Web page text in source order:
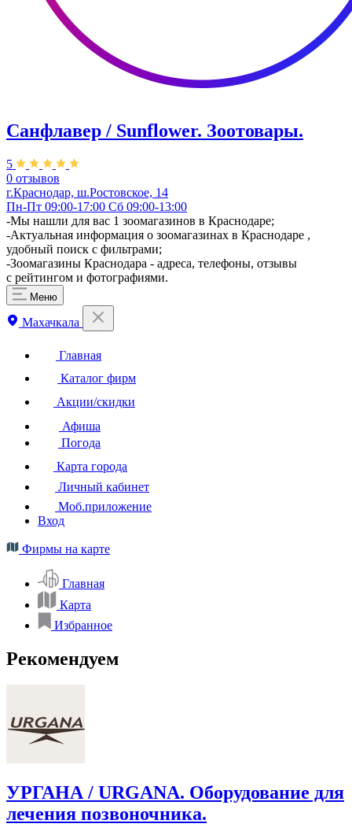
Санфлавер / Sunflower. Зоотовары.
5
0 отзывов
г.Краснодар, ш.Ростовское, 14
Пн-Пт 09:00-17:00 Сб 09:00-13:00
-Мы нашли для вас 1 зоомагазинов в Краснодаре;
-Актуальная информация о зоомагазинах в Краснодаре ,
удобный поиск с фильтрами;
-Зоомагазины Краснодара - адреса, телефоны, отзывы
с рейтингом и фотографиями.
Меню
Махачкала
Главная
Каталог фирм
Акции/скидки
Афиша
Погода
Карта города
Личный кабинет
Моб.приложение
Вход
Фирмы на карте
Главная
Карта
Избранное
Рекомендуем
УРГАНА / URGANA. Оборудование для
лечения позвоночника.